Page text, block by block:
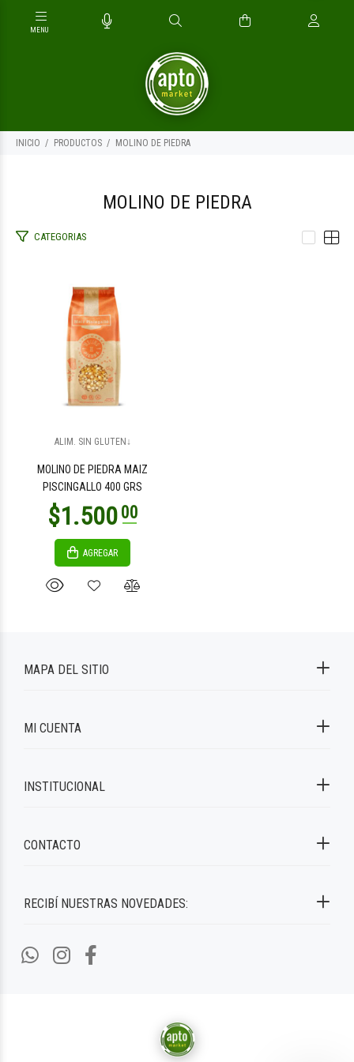
INICIO PRODUCTOS MOLINO DE PIEDRA
MOLINO DE PIEDRA
CATEGORIAS
ALIM. SIN GLUTEN↓
MOLINO DE PIEDRA MAIZ
PISCINGALLO 400 GRS
AGREGAR
RECIBÍ NUESTRAS NOVEDADES:
MAPA DEL SITIO
MI CUENTA
INSTITUCIONAL
CONTACTO